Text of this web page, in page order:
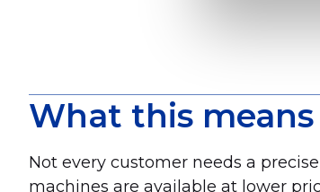
What this
Not every customer needs a
machines are available at lower